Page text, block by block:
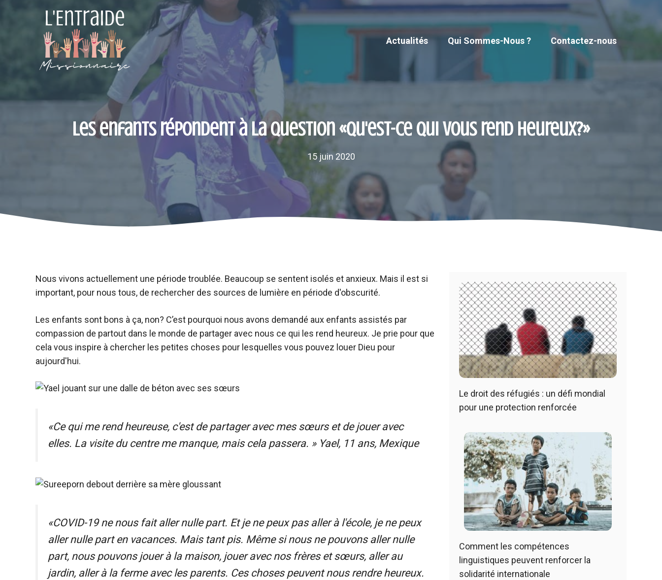
Actualités Qui Sommes-Nous ? Contactez-nous
Les enfants répondent à la question «Qu'est-ce qui vous rend heureux?»
15 juin 2020
Nous vivons actuellement une période troublée. Beaucoup se sentent isolés et anxieux. Mais il est si
important, pour nous tous, de rechercher des sources de lumière en période d'obscurité.
Les enfants sont bons à ça, non? C’est pourquoi nous avons demandé aux enfants assistés par
compassion de partout dans le monde de partager avec nous ce qui les rend heureux. Je prie pour que
cela vous inspire à chercher les petites choses pour lesquelles vous pouvez louer Dieu pour
aujourd'hui.
«Ce qui me rend heureuse, c'est de partager avec mes sœurs et de jouer avec
elles. La visite du centre me manque, mais cela passera. » Yael, 11 ans, Mexique
«COVID-19 ne nous fait aller nulle part. Et je ne peux pas aller à l'école, je ne peux
aller nulle part en vacances. Mais tant pis. Même si nous ne pouvons aller nulle
part, nous pouvons jouer à la maison, jouer avec nos frères et sœurs, aller au
jardin, aller à la ferme avec les parents. Ces choses peuvent nous rendre heureux.
Le droit des réfugiés : un défi mondial
pour une protection renforcée
Comment les compétences
linguistiques peuvent renforcer la
solidarité internationale